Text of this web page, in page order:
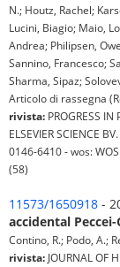
N.; Houtz, Rachel;
Lucini, Biagio; Maio,
Andrea; Philipsen,
Sannino, Francesco;
Sharma, Sipaz;
Articolo di rassegna
rivista: PROGRESS
ELSEVIER SCIENCE
0146-6410 - wos:
(58)
11573/1650918 -
accidental
Contino, R.; Podo, A.;
rivista: JOURNAL OF